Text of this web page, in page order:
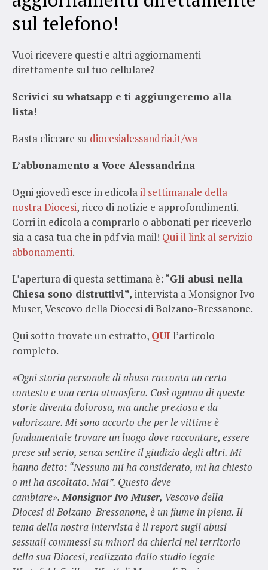
sul telefono!
Vuoi ricevere questi e altri aggiornamenti
direttamente sul tuo cellulare?
Scrivici su whatsapp e ti aggiungeremo alla
lista!
Basta cliccare su diocesialessandria.it/wa
L’abbonamento a Voce Alessandrina
Ogni giovedì esce in edicolail settimanale della
nostra Diocesi, ricco di notizie e approfondimenti.
Corri in edicola a comprarlo o abbonati per riceverlo
sia a casa tua che in pdf via mail! Qui il link al servizio
abbonamenti.
L’apertura di questa settimana è: “Gli abusi nella
Chiesa sono distruttivi”, intervista a Monsignor Ivo
Muser, Vescovo della Diocesi di Bolzano-Bressanone.
Qui sotto trovate un estratto, QUI l’articolo
completo.
«Ogni storia personale di abuso racconta un certo
contesto e una certa atmosfera. Così ognuna di queste
storie diventa dolorosa, ma anche preziosa e da
valorizzare. Mi sono accorto che per le vittime è
fondamentale trovare un luogo dove raccontare, essere
prese sul serio, senza sentire il giudizio degli altri. Mi
hanno detto: “Nessuno mi ha considerato, mi ha chiesto
o mi ha ascoltato. Mai”. Questo deve
cambiare».Monsignor Ivo Muser, Vescovo della
Diocesi di Bolzano-Bressanone, è un fiume in piena. Il
tema della nostra intervista è il report sugli abusi
sessuali commessi su minori da chierici nel territorio
della sua Diocesi, realizzato dallo studio legale